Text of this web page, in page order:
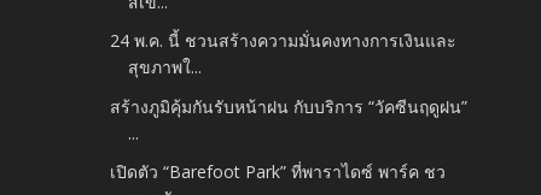
24 พ.ค. นี้ ชวนสร้างความมั่นคงทางการเงินและ
สุขภาพใ...
สร้างภูมิคุ้มกันรับหน้าฝน กับบริการ “วัคซีนฤดูฝน”
...
เปิดตัว “Barefoot Park” ที่พาราไดซ์ พาร์ค ชว